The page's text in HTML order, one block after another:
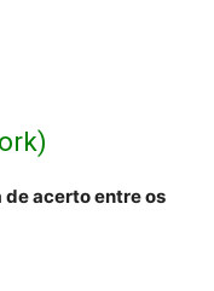
de acerto entre os